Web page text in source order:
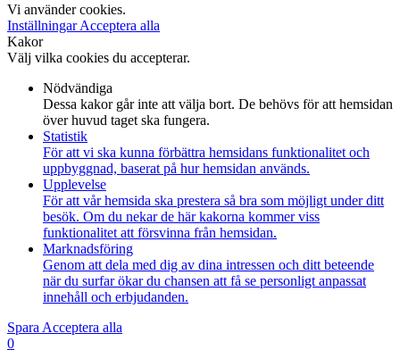
Vi använder cookies.
InställningarAcceptera alla
Kakor
Välj vilka cookies du accepterar.
Nödvändiga
Dessa kakor går inte att välja bort. De behövs för att hemsidan
över huvud taget ska fungera.
Statistik
För att vi ska kunna förbättra hemsidans funktionalitet och
uppbyggnad, baserat på hur hemsidan används.
Upplevelse
För att vår hemsida ska prestera så bra som möjligt under ditt
besök. Om du nekar de här kakorna kommer viss
funktionalitet att försvinna från hemsidan.
Marknadsföring
Genom att dela med dig av dina intressen och ditt beteende
när du surfar ökar du chansen att få se personligt anpassat
innehåll och erbjudanden.
SparaAcceptera alla
0